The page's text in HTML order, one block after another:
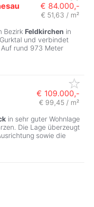
€ 84.000,-
€ 51,63 / m²
Bezirk Feldkirchen in
und verbindet
rund 973 Meter
€ 109.000,-
€ 99,45 / m²
in sehr guter Wohnlage
Die Lage überzeugt
sowie die